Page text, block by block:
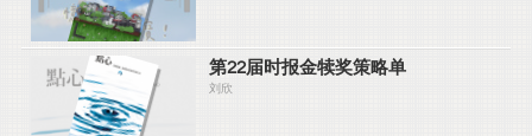
第22届时报金犊奖策略单
刘欣